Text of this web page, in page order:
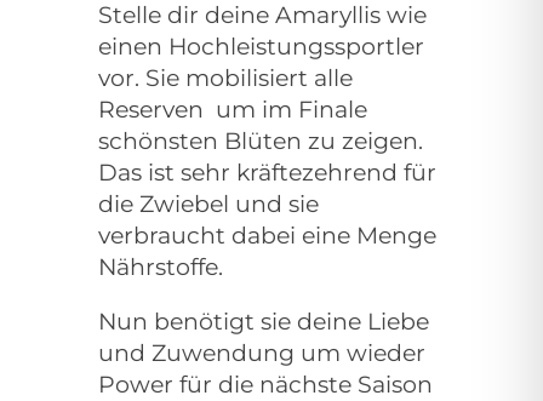
Stelle dir deine Amaryllis wie
einen Hochleistungssportler
vor. Sie mobilisiert alle
Reserven um im Finale
schönsten Blüten zu zeigen.
Das ist sehr kräftezehrend für
die Zwiebel und sie
verbraucht dabei eine Menge
Nährstoffe.
Nun benötigt sie deine Liebe
und Zuwendung um wieder
Power für die nächste Saison